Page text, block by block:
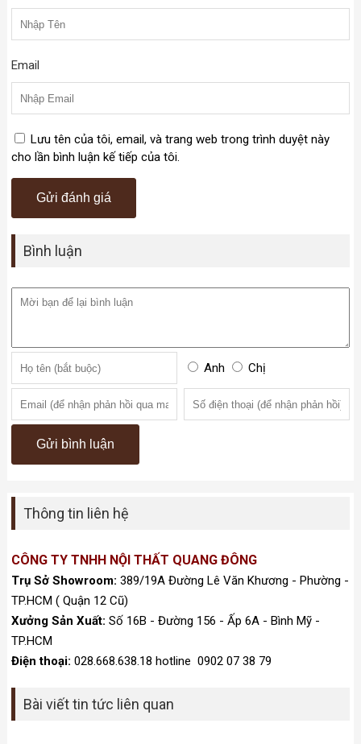
Email
Lưu tên của tôi, email, và trang web trong trình duyệt này
cho lần bình luận kế tiếp của tôi.
Bình luận
Anh Chị
Thông tin liên hệ
CÔNG TY TNHH NỘI THẤT QUANG ĐÔNG
Trụ Sở Showroom: 389/19A Đường Lê Văn Khương - Phường -
TP.HCM ( Quận 12 Cũ)
Xưởng Sản Xuất: Số 16B - Đường 156 - Ấp 6A - Bình Mỹ -
TP.HCM
Điện thoại: 028.668.638.18 hotline 0902 07 38 79
Bài viết tin tức liên quan